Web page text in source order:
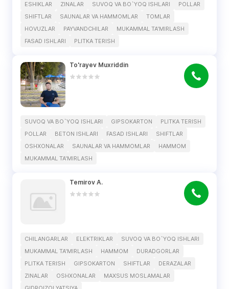
ESHIKLAR
ZINALAR SUVOQ VA BO`YOQ ISHLARI
POLLAR
SHIFTLAR
SAUNALAR VA HAMMOMLAR
TOMLAR
HOVUZLAR
PAYVANDCHILAR
MUKAMMAL TA'MIRLASH
FASAD ISHLARI
PLITKA TERISH
To'rayev Muxriddin
SUVOQ VA BO`YOQ ISHLARI GIPSOKARTON
PLITKA TERISH
POLLAR
BETON ISHLARI FASAD ISHLARI
SHIFTLAR
OSHXONALAR
SAUNALAR VA HAMMOMLAR
HAMMOM
MUKAMMAL TA'MIRLASH
Temirov A.
CHILANGARLAR ELEKTRIKLAR
SUVOQ VA BO`YOQ ISHLARI
MUKAMMAL TA'MIRLASH
HAMMOM
DURADGORLAR
PLITKA TERISH
GIPSOKARTON SHIFTLAR
DERAZALAR
ZINALAR
OSHXONALAR
MAXSUS MOSLAMALAR